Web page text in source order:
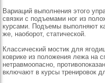
Вариаций выполнения этого
связки с подъемами ног из
курсами. Подъемы выполняют
же, наоборот, статической.
Классический мостик для
коврике из положения лежа на
нетравмоопасно,
включают в курсы тренировок